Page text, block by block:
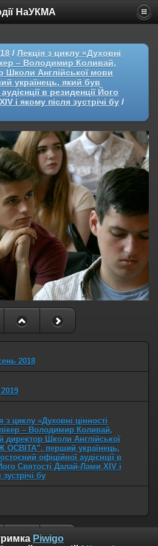
НаУКМА
/ Лекція з циклу «Духовні
– Володимир Коливай,
Школи Англійської мови
українець, який був
в резиденції Його
і якому після зустрічі бу /
2018
з циклу «Духовні цінності
– Володимир Коливай,
директор Школи Англійської
ОСВІТА”, перший українець,
офіційної аудієнції в
Святості Далай-Лами XIV і
бу
Piwigo